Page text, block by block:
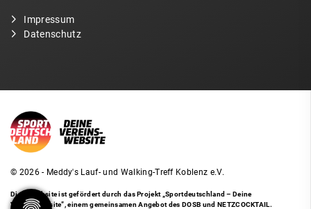
Impressum
Datenschutz
© 2026 - Meddy's Lauf- und Walking-Treff Koblenz e.V.
Diese Website ist gefördert durch das Projekt„Sportdeutschland – Deine
Vereinswebsite”, einem gemeinsamen Angebot des DOSB und NETZCOCKTAIL.